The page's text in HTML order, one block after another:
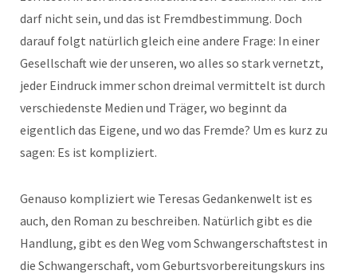
darf nicht sein, und das ist Fremdbestimmung. Doch
darauf folgt natürlich gleich eine andere Frage: In einer
Gesellschaft wie der unseren, wo alles so stark vernetzt,
jeder Eindruck immer schon dreimal vermittelt ist durch
verschiedenste Medien und Träger, wo beginnt da
eigentlich das Eigene, und wo das Fremde? Um es kurz zu
sagen: Es ist kompliziert.
Genauso kompliziert wie Teresas Gedankenwelt ist es
auch, den Roman zu beschreiben. Natürlich gibt es die
Handlung, gibt es den Weg vom Schwangerschaftstest in
die Schwangerschaft, vom Geburtsvorbereitungskurs ins